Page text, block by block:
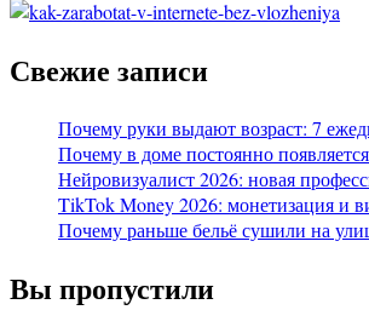
Свежие записи
Почему руки выдают возраст: 7
Почему в доме постоянно
Нейровизуалист 2026: новая
TikTok Money 2026: монетизация и
Почему раньше бельё сушили на
Вы пропустили